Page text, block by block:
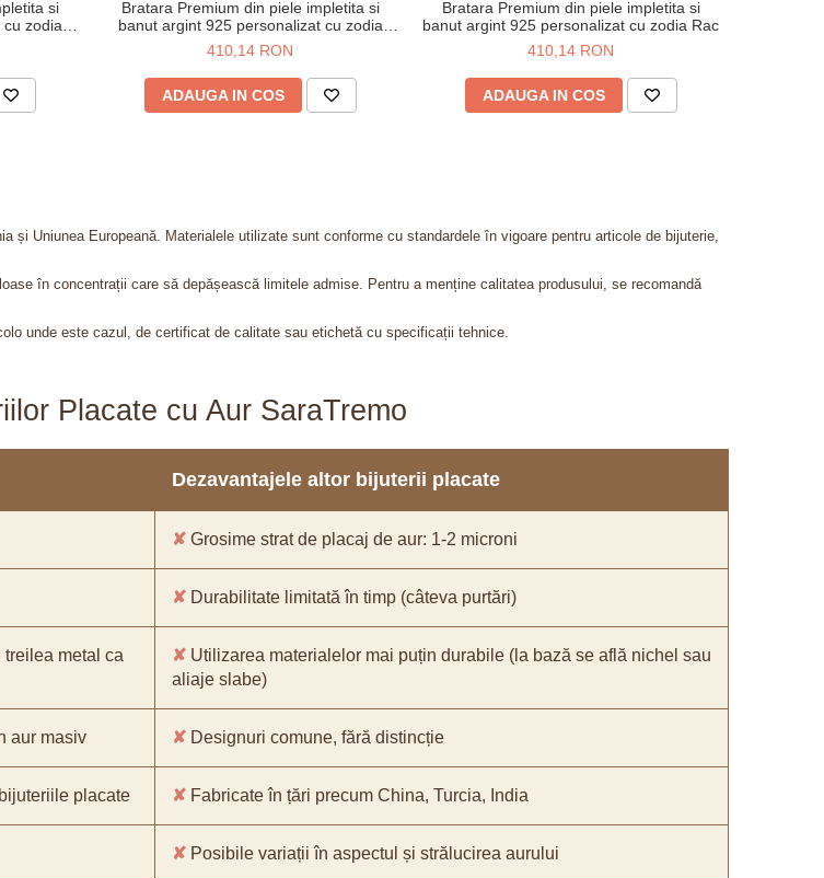
si
zodia
Bratara Premium din piele impletita si
banut argint 925 personalizat cu zodia
Gemeni
410,14 RON
ADAUGA IN COS
Bratara Premium din piele impletita si
banut argint 925 personalizat cu zodia Rac
410,14 RON
ADAUGA IN COS
Uniunea Europeană. Materialele utilizate sunt conforme cu standardele în vigoare pentru articole de bijuterie,
în concentrații care să depășească limitele admise. Pentru a menține calitatea produsului, se recomandă
unde este cazul, de certificat de calitate sau etichetă cu specificații tehnice.
Placate cu Aur SaraTremo
Dezavantajele altor bijuterii placate
✘ Grosime strat de placaj de aur: 1-2 microni
✘ Durabilitate limitată în timp (câteva purtări)
metal ca
✘ Utilizarea materialelor mai puțin durabile (la bază se află nichel sau
aliaje slabe)
aur masiv ✘ Designuri comune, fără distincție
placate ✘ Fabricate în țări precum China, Turcia, India
✘ Posibile variații în aspectul și strălucirea aurului